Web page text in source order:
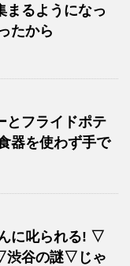
まるようになっ
たから
とフライドポテ
器を使わず手で
に叱られる! ▽
渋谷の謎▽じゃ